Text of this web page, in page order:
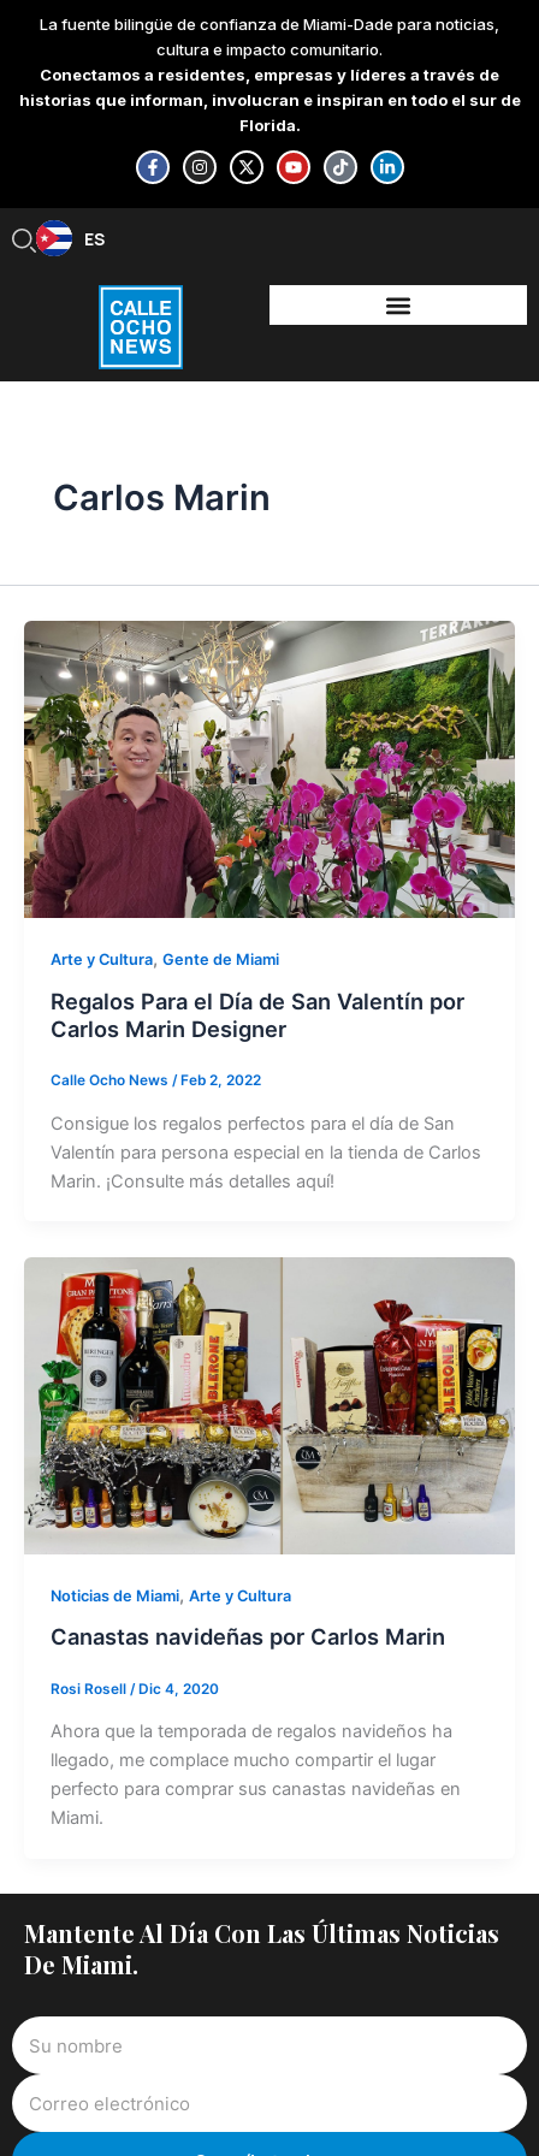
content
La fuente bilingüe de confianza de Miami-Dade para noticias,
cultura e impacto comunitario.
Conectamos a residentes, empresas y líderes a través de
historias que informan, involucran e inspiran en todo el sur de
Florida.
F
a
c
e
-
f
I
n
s
t
X
-
t
w
Y
o
u
t
T
i
k
t
L
i
n
k
-
i
n
ES
EN
Carlos Marin
Arte y Cultura, Gente de Miami
Regalos Para el Día de San Valentín por
Carlos Marin Designer
Calle Ocho News / Feb 2, 2022
Consigue los regalos perfectos para el día de San
Valentín para persona especial en la tienda de Carlos
Marin. ¡Consulte más detalles aquí!
Noticias de Miami, Arte y Cultura
Canastas navideñas por Carlos Marin
Rosi Rosell / Dic 4, 2020
Ahora que la temporada de regalos navideños ha
llegado, me complace mucho compartir el lugar
perfecto para comprar sus canastas navideñas en
Miami.
Mantente Al Día Con Las Últimas Noticias
De Miami.